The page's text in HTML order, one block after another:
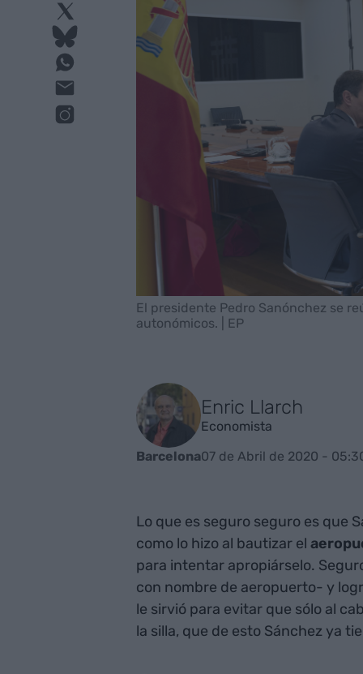
El presidente Pedro Sanónchez se
autonómicos. | EP
Enric Llarch
Economista
Barcelona07 de Abril de 2020 -
Lo que es seguro seguro es que
como lo hizo al bautizar el
para intentar apropiárselo.
con nombre de aeropuerto- y
le sirvió para evitar que sólo al
la silla, que de esto Sánchez ya